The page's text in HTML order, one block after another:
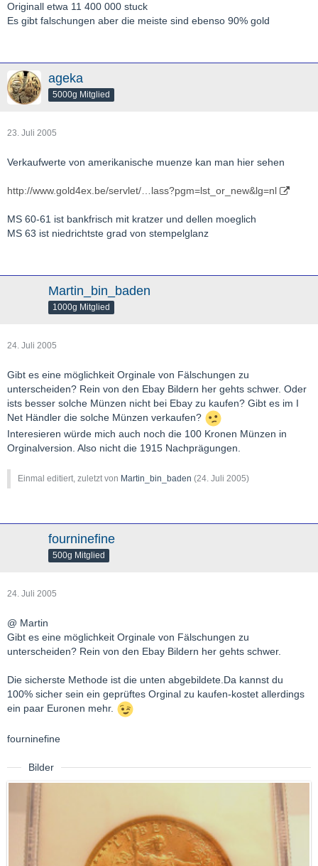
Originall etwa 11 400 000 stuck
Es gibt falschungen aber die meiste sind ebenso 90% gold
ageka
5000g Mitglied
23. Juli 2005
Verkaufwerte von amerikanische muenze kan man hier sehen
http://www.gold4ex.be/servlet/…lass?pgm=lst_or_new&lg=nl
MS 60-61 ist bankfrisch mit kratzer und dellen moeglich
MS 63 ist niedrichtste grad von stempelglanz
Martin_bin_baden
1000g Mitglied
24. Juli 2005
Gibt es eine möglichkeit Orginale von Fälschungen zu
unterscheiden? Rein von den Ebay Bildern her gehts schwer. Oder
ists besser solche Münzen nicht bei Ebay zu kaufen? Gibt es im I
Net Händler die solche Münzen verkaufen?
Interesieren würde mich auch noch die 100 Kronen Münzen in
Orginalversion. Also nicht die 1915 Nachprägungen.
Einmal editiert, zuletzt von Martin_bin_baden (24. Juli 2005)
fourninefine
500g Mitglied
24. Juli 2005
@ Martin
Gibt es eine möglichkeit Orginale von Fälschungen zu
unterscheiden? Rein von den Ebay Bildern her gehts schwer.
Die sicherste Methode ist die unten abgebildete.Da kannst du
100% sicher sein ein geprüftes Orginal zu kaufen-kostet allerdings
ein paar Euronen mehr.
fourninefine
Bilder